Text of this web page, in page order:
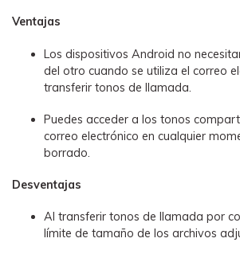
Ventajas
Los dispositivos Android no
del otro cuando se utiliza el correo
transferir tonos de llamada.
Puedes acceder a los tonos
correo electrónico en cualquier
borrado.
Desventajas
Al transferir tonos de llamada por
límite de tamaño de los archivos